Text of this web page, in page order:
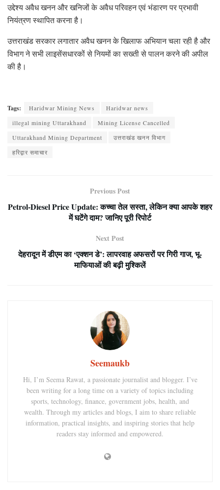
उद्देश्य अवैध खनन और खनिजों के अवैध परिवहन एवं भंडारण पर प्रभावी
नियंत्रण स्थापित करना है।
उत्तराखंड सरकार लगातार अवैध खनन के खिलाफ अभियान चला रही है और
विभाग ने सभी लाइसेंसधारकों से नियमों का सख्ती से पालन करने की अपील
की है।
Tags: Haridwar Mining News
Haridwar news
illegal mining Uttarakhand
Mining License Cancelled
Uttarakhand Mining Department
उत्तराखंड खनन विभाग
हरिद्वार समाचार
Previous Post
Petrol-Diesel Price Update: कच्चा तेल सस्ता, लेकिन क्या आपके शहर
में घटेंगे दाम? जानिए पूरी रिपोर्ट
Next Post
देहरादून में डीएम का ‘एक्शन डे’: लापरवाह अफसरों पर गिरी गाज, भू-
माफियाओं की बढ़ी मुश्किलें
Seemaukb
Hi, I’m Seema Rawat, a passionate journalist and blogger. I’ve
been writing for a long time on a variety of topics including
sports, technology, finance, government jobs, health, and
wealth. Through my articles and blogs, I aim to share reliable
information, practical insights, and inspiring stories that help
readers stay informed and empowered.